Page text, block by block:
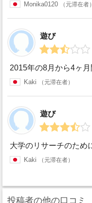
Monika0120 元滞在者
遊び
Kaki 元滞在者
遊び
Kaki 元滞在者
投稿者の他の口コミ